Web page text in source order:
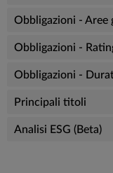
Obbligazioni - Aree
Obbligazioni -
Obbligazioni -
Principali titoli
Analisi ESG (Beta)